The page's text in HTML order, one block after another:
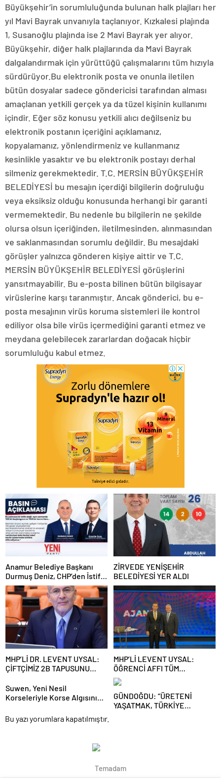
Büyükşehir’in sorumluluğunda bulunan halk plajları her
yıl Mavi Bayrak unvanıyla taçlanıyor. Kızkalesi plajında
1, Susanoğlu plajında ise 2 Mavi Bayrak yer alıyor.
Büyükşehir, diğer halk plajlarında da Mavi Bayrak
dalgalandırmak için yürüttüğü çalışmalarını tüm hızıyla
sürdürüyor.Bu elektronik posta ve onunla iletilen
bütün dosyalar sadece göndericisi tarafından alması
amaçlanan yetkili gerçek ya da tüzel kişinin kullanımı
içindir. Eğer söz konusu yetkili alıcı değilseniz bu
elektronik postanın içeriğini açıklamanız,
kopyalamanız, yönlendirmeniz ve kullanmanız
kesinlikle yasaktır ve bu elektronik postayı derhal
silmeniz gerekmektedir. T.C. MERSİN BÜYÜKŞEHİR
BELEDİYESİ bu mesajın içerdiği bilgilerin doğruluğu
veya eksiksiz olduğu konusunda herhangi bir garanti
vermemektedir. Bu nedenle bu bilgilerin ne şekilde
olursa olsun içeriğinden, iletilmesinden, alınmasından
ve saklanmasından sorumlu değildir. Bu mesajdaki
görüşler yalnızca gönderen kişiye aittir ve T.C.
MERSİN BÜYÜKŞEHİR BELEDİYESİ görüşlerini
yansıtmayabilir. Bu e-posta bilinen bütün bilgisayar
virüslerine karşı taranmıştır. Ancak gönderici, bu e-
posta mesajının virüs koruma sistemleri ile kontrol
ediliyor olsa bile virüs içermediğini garanti etmez ve
meydana gelebilecek zararlardan doğacak hiçbir
sorumluluğu kabul etmez.
Anamur Belediye Başkanı
Durmuş Deniz, CHP’den İstifa
Etti:
ZİRVEDE YENİŞEHİR
BELEDİYESİ YER ALDI
MHP’Lİ DR. LEVENT UYSAL:
ÇİFTÇİMİZ 2B TAPUSUNU
MHP’Lİ LEVENT UYSAL:
ÖĞRENCİ AFFI TÜM
ÖĞRENCİLERİ KAPSAYACAK
Suwen, Yeni Nesil
Korseleriyle Korse Algısını
GÜNDOĞDU: “ÜRETENİ
YAŞATMAK, TÜRKİYE
Bu yazı yorumlara kapatılmıştır.
Temadam